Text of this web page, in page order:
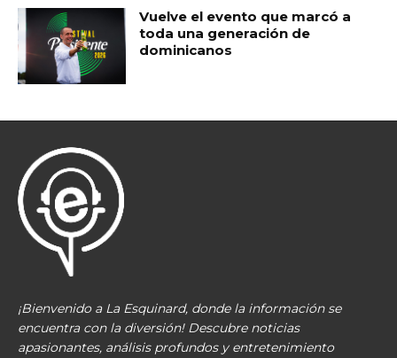
Vuelve el evento que marcó a
toda una generación de
dominicanos
¡Bienvenido a La Esquinard, donde la información se
encuentra con la diversión! Descubre noticias
apasionantes, análisis profundos y entretenimiento